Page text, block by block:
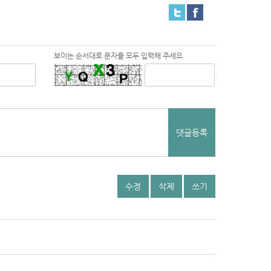
보이는 순서대로 문자를 모두 입력해 주세요
댓글등록
수정 삭제 쓰기